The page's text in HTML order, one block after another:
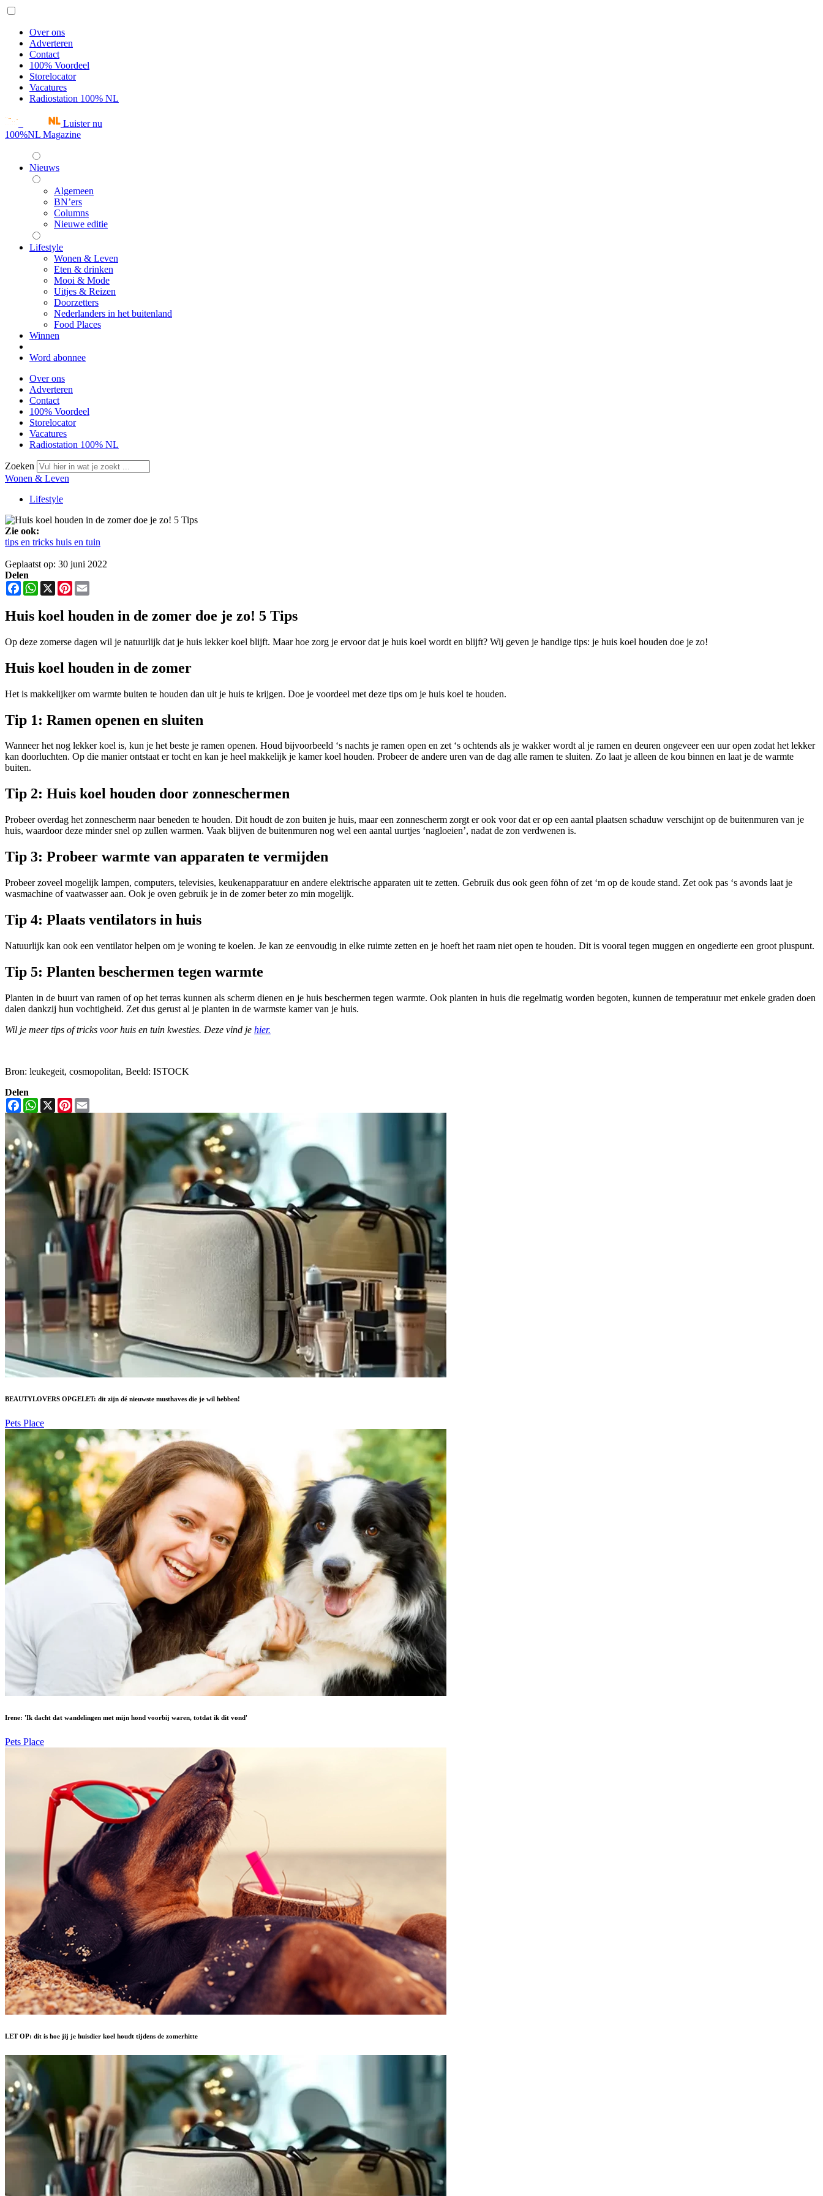
Over ons
Adverteren
Contact
100% Voordeel
Storelocator
Vacatures
Radiostation 100% NL
Luister nu
100%NL Magazine
Nieuws
Algemeen
BN’ers
Columns
Nieuwe editie
Lifestyle
Wonen & Leven
Eten & drinken
Mooi & Mode
Uitjes & Reizen
Doorzetters
Nederlanders in het buitenland
Food Places
Winnen
Word abonnee
Over ons
Adverteren
Contact
100% Voordeel
Storelocator
Vacatures
Radiostation 100% NL
Zoeken
Wonen & Leven
Lifestyle
Zie ook:
tips en tricks huis en tuin
Geplaatst op: 30 juni 2022
Delen
FacebookWhatsApp
X Pinterest
Huis koel houden in de zomer doe je zo! 5 Tips
Op deze zomerse dagen wil je natuurlijk dat je huis lekker koel blijft. Maar hoe zorg je ervoor dat je huis koel wordt en blijft? Wij geven je handige tips: je huis koel houden doe je zo!
Huis koel houden in de zomer
Het is makkelijker om warmte buiten te houden dan uit je huis te krijgen. Doe je voordeel met deze tips om je huis koel te houden.
Tip 1: Ramen openen en sluiten
Wanneer het nog lekker koel is, kun je het beste je ramen openen. Houd bijvoorbeeld ‘s nachts je ramen open en zet ‘s ochtends als je wakker wordt al je ramen en deuren ongeveer een uur open zodat het lekker
kan doorluchten. Op die manier ontstaat er tocht en kan je heel makkelijk je kamer koel houden. Probeer de andere uren van de dag alle ramen te sluiten. Zo laat je alleen de kou binnen en laat je de warmte
buiten.
Tip 2: Huis koel houden door zonneschermen
Probeer overdag het zonnescherm naar beneden te houden. Dit houdt de zon buiten je huis, maar een zonnescherm zorgt er ook voor dat er op een aantal plaatsen schaduw verschijnt op de buitenmuren van je
huis, waardoor deze minder snel op zullen warmen. Vaak blijven de buitenmuren nog wel een aantal uurtjes ‘nagloeien’, nadat de zon verdwenen is.
Tip 3: Probeer warmte van apparaten te vermijden
Probeer zoveel mogelijk lampen, computers, televisies, keukenapparatuur en andere elektrische apparaten uit te zetten. Gebruik dus ook geen föhn of zet ‘m op de koude stand. Zet ook pas ‘s avonds laat je
wasmachine of vaatwasser aan. Ook je oven gebruik je in de zomer beter zo min mogelijk.
Tip 4: Plaats ventilators in huis
Natuurlijk kan ook een ventilator helpen om je woning te koelen. Je kan ze eenvoudig in elke ruimte zetten en je hoeft het raam niet open te houden. Dit is vooral tegen muggen en ongedierte een groot pluspunt.
Tip 5: Planten beschermen tegen warmte
Planten in de buurt van ramen of op het terras kunnen als scherm dienen en je huis beschermen tegen warmte. Ook planten in huis die regelmatig worden begoten, kunnen de temperatuur met enkele graden doen
dalen dankzij hun vochtigheid. Zet dus gerust al je planten in de warmste kamer van je huis.
Wil je meer tips of tricks voor huis en tuin kwesties. Deze vind je hier.
Bron: leukegeit, cosmopolitan, Beeld: ISTOCK
Delen
FacebookWhatsApp
X Pinterest
BEAUTYLOVERS OPGELET: dit zijn dé nieuwste musthaves die je wil hebben!
Pets Place
Irene: 'Ik dacht dat wandelingen met mijn hond voorbij waren, totdat ik dit vond'
Pets Place
LET OP: dit is hoe jij je huisdier koel houdt tijdens de zomerhitte